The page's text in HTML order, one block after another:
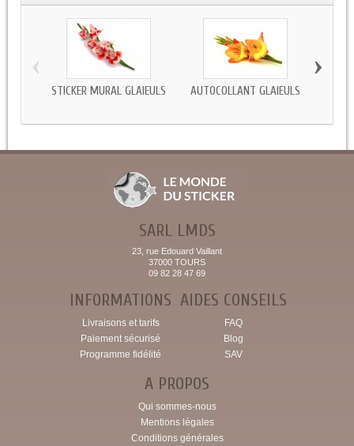
STICKER MURAL GLAIEULS AUTOCOLLANT GLAIEULS
‹ ›
SARL LMDS
23, rue Edouard Vaillant
37000 TOURS
09 82 28 47 69
INFORMATIONS
Livraisons et tarifs
Paiement sécurisé
Programme fidélité
AIDES CONSEILS
FAQ
Blog
SAV
A PROPOS
Qui sommes-nous
Mentions légales
Conditions générales